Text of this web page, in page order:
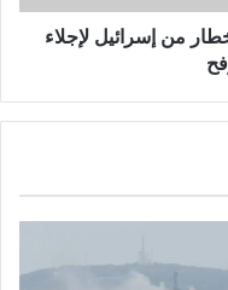
من إسرائيل لإجلاء